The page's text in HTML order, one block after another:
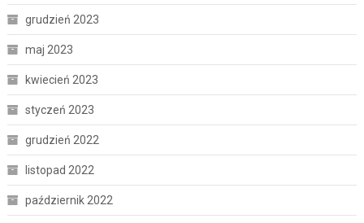
grudzień 2023
maj 2023
kwiecień 2023
styczeń 2023
grudzień 2022
listopad 2022
październik 2022